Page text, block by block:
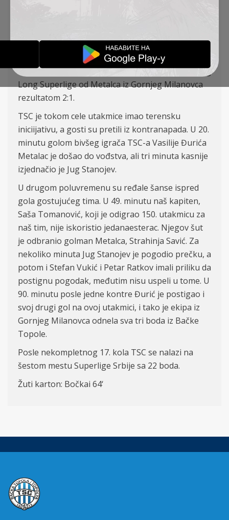
Stanojev(Banjac 87‘)– Vukić, Stanojlović(Ratkov
Naša ekipa jeizgubila na TSC Areni u 17. koluLing
Long Superlige od Metalca iz Gornjeg Milanovca
rezultatom 2:1.
TSC je tokom cele utakmice imao terensku
iniciijativu, a gosti su pretili iz kontranapada. U 20.
minutu golom bivšeg igrača TSC-a Vasilije Đurića
Metalac je došao do vođstva, ali tri minuta kasnije
izjednačio je Jug Stanojev.
U drugom poluvremenu su ređale šanse ispred
gola gostujućeg tima. U 49. minutu naš kapiten,
Saša Tomanović, koji je odigrao 150. utakmicu za
naš tim, nije iskoristio jedanaesterac. Njegov šut
je odbranio golman Metalca, Strahinja Savić. Za
nekoliko minuta Jug Stanojev je pogodio prečku, a
potom i Stefan Vukić i Petar Ratkov imali priliku da
postignu pogodak, međutim nisu uspeli u tome. U
90. minutu posle jedne kontre Đurić je postigao i
svoj drugi gol na ovoj utakmici, i tako je ekipa iz
Gornjeg Milanovca odnela sva tri boda iz Bačke
Topole.
Posle nekompletnog 17. kola TSC se nalazi na
šestom mestu Superlige Srbije sa 22 boda.
Žuti karton: Bočkai 64‘